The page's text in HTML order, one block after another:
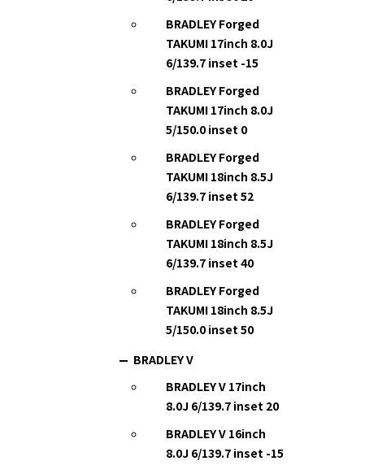
BRADLEY Forged
TAKUMI 17inch 8.0J
6/139.7 inset -15
BRADLEY Forged
TAKUMI 17inch 8.0J
5/150.0 inset 0
BRADLEY Forged
TAKUMI 18inch 8.5J
6/139.7 inset 52
BRADLEY Forged
TAKUMI 18inch 8.5J
6/139.7 inset 40
BRADLEY Forged
TAKUMI 18inch 8.5J
5/150.0 inset 50
BRADLEY V
BRADLEY V 17inch
8.0J 6/139.7 inset 20
BRADLEY V 16inch
8.0J 6/139.7 inset -15